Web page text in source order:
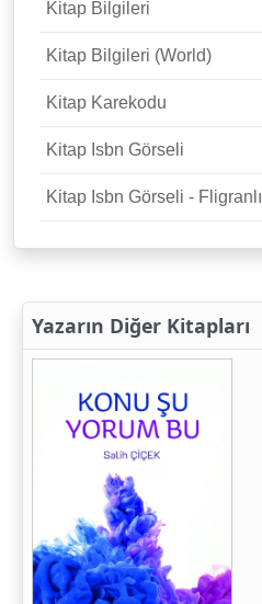
Kitap Bilgileri
Kitap Bilgileri (World)
Kitap Karekodu
Kitap Isbn Görseli
Kitap Isbn Görseli - Fligranlı
Yazarın Diğer Kitapları